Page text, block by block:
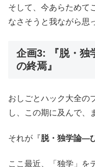
そして、今あらためて
なさそうと我ながら思
企画3: 『脱・独
の終焉』
おしごとハック大全の
し、この期に及んで、
それが『脱・独学論―
ここ最近、「独学」を